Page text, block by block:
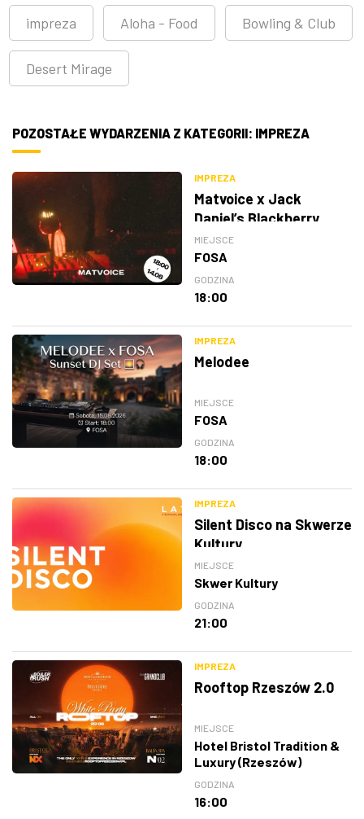
impreza Aloha - Food Bowling & Club
Desert Mirage
POZOSTAŁE WYDARZENIA Z KATEGORII: IMPREZA
IMPREZA
Matvoice x Jack
Daniel’s Blackberry
MIEJSCE
FOSA
GODZINA
18:00
IMPREZA
Melodee
MIEJSCE
FOSA
GODZINA
18:00
IMPREZA
Silent Disco na Skwerze
Kultury
MIEJSCE
Skwer Kultury
GODZINA
21:00
IMPREZA
Rooftop Rzeszów 2.0
MIEJSCE
Hotel Bristol Tradition &
Luxury (Rzeszów)
GODZINA
16:00